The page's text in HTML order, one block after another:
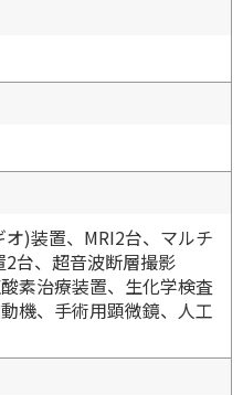
)装置、MRI2台、マルチ
台、超音波断層撮影
素治療装置、生化学検査
機、手術用顕微鏡、人工